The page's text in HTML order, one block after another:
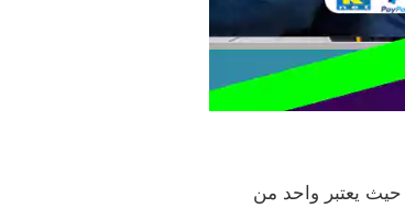
يعتبر واحد من